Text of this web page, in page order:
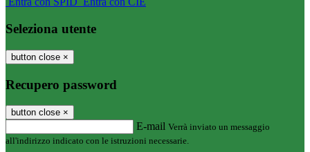
Seleziona utente
button close ×
Recupero password
button close ×
E-mail Verrà inviato un messaggio
all'indirizzo indicato con le istruzioni necessarie.